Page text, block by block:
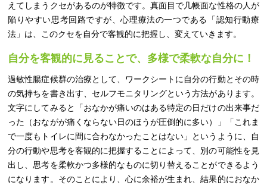
えてしまうクセがあるのが特徴です。真面目で几帳面な性格の人が
陥りやすい思考回路ですが、心理療法の一つである「認知行動療
法」は、このクセを自分で客観的に把握し、変えていきます。
自分を客観的に見ることで、多様で柔軟な自分に！
過敏性腸症候群の治療として、ワークシートに自分の行動とその時
の気持ちを書き出す、セルフモニタリングという方法があります。
文字にしてみると「おなかが痛いのはある特定の日だけの出来事だ
った（おながが痛くならない日のほうが圧倒的に多い）」「これま
で一度もトイレに間に合わなかったことはない」というように、自
分の行動や思考を客観的に把握することによって、別の可能性を見
出し、思考を柔軟かつ多様的なものに切り替えることができるよう
になります。そのことにより、心に余裕が生まれ、結果的におなか